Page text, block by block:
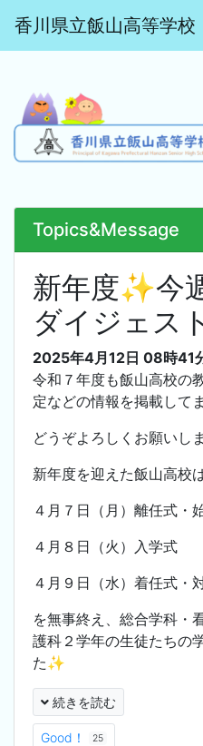
香川県立飯山高等学校
Topics&Message
新年度✨今
ダイジェス
2025年4月12日 08時41
令和７年度も飯山高校の
定などの情報を掲載して
どうぞよろしくお願いし
新年度を迎えた飯山高校は
４月７日（月）離任式・
４月８日（火）入学式
４月９日（水）着任式・
を無事終え、総合学科・
護科２学年の生徒たちの
た✨
続きを読む
Good！ 25